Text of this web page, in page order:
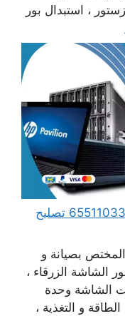
، استبدال بور
مهندس كمبيوتر العارضية الصناعية 65511033 تصليح
بصيانة و
الشاشة الزرقاء ،
الشاشة وحدة
و التغذية ،